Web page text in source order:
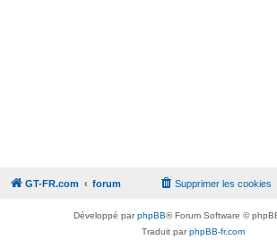
GT-FR.com forum Supprimer les cookies
Développé parphpBB® Forum Software ©
Traduit parphpBB-fr.com